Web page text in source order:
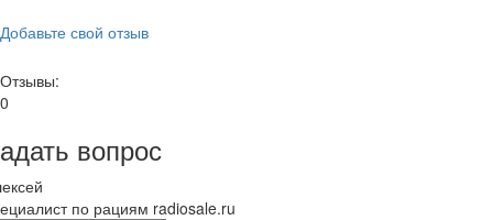
Добавьте свой отзыв
Отзывы:
0
вопрос
по рациям radiosale.ru